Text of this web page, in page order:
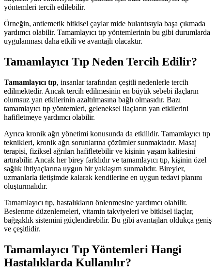
yöntemleri tercih edilebilir.
Örneğin, antiemetik bitkisel çaylar mide bulantısıyla başa çıkmada
yardımcı olabilir. Tamamlayıcı tıp yöntemlerinin bu gibi durumlarda
uygulanması daha etkili ve avantajlı olacaktır.
Tamamlayıcı Tıp Neden Tercih Edilir?
Tamamlayıcı tıp, insanlar tarafından çeşitli nedenlerle tercih
edilmektedir. Ancak tercih edilmesinin en büyük sebebi ilaçların
olumsuz yan etkilerinin azaltılmasına bağlı olmasıdır. Bazı
tamamlayıcı tıp yöntemleri, geleneksel ilaçların yan etkilerini
hafifletmeye yardımcı olabilir.
Ayrıca kronik ağrı yönetimi konusunda da etkilidir. Tamamlayıcı tıp
teknikleri, kronik ağrı sorunlarına çözümler sunmaktadır. Masaj
terapisi, fiziksel ağrıları hafifletebilir ve kişinin yaşam kalitesini
artırabilir. Ancak her birey farklıdır ve tamamlayıcı tıp, kişinin özel
sağlık ihtiyaçlarına uygun bir yaklaşım sunmalıdır. Bireyler,
uzmanlarla iletişimde kalarak kendilerine en uygun tedavi planını
oluşturmalıdır.
Tamamlayıcı tıp, hastalıkların önlenmesine yardımcı olabilir.
Beslenme düzenlemeleri, vitamin takviyeleri ve bitkisel ilaçlar,
bağışıklık sistemini güçlendirebilir. Bu gibi avantajları oldukça geniş
ve çeşitlidir.
Tamamlayıcı Tıp Yöntemleri Hangi
Hastalıklarda Kullanılır?